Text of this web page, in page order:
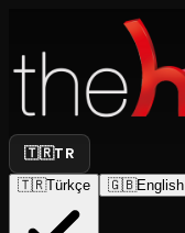
🇹🇷TR
🇹🇷Türkçe 🇬🇧English